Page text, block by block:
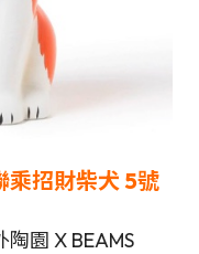
乘招財柴犬 5號
園 X BEAMS